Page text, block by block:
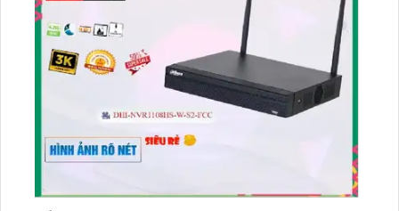
thời gian, tự động ghi đè khi đầy bộ nhớ, cung cấp ổ
cứng lưu trữ tới 4TB và hỗ trợ độ phân giải lên đến
4K, mang đến cho người dùng trải nghiệm quan sát
an toàn và chất lượng.